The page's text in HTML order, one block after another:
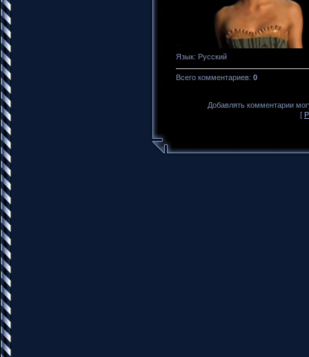
Язык: Русский
Всего комментариев: 0
Добавлять комментарии
[